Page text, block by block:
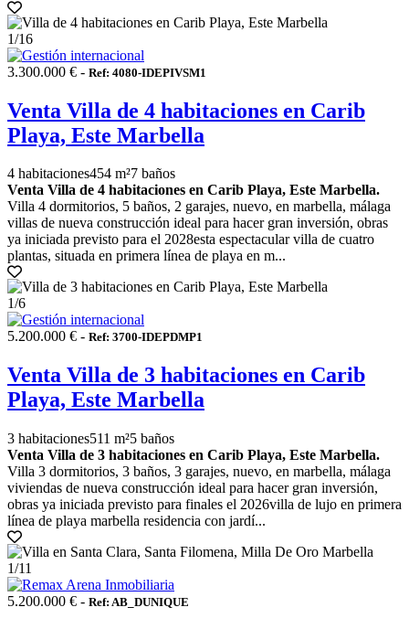
1/16
3.300.000 € - Ref: 4080-IDEPIVSM1
Venta Villa de 4 habitaciones en Carib
Playa, Este Marbella
4 habitaciones454 m²7 baños
Venta Villa de 4 habitaciones en Carib Playa, Este Marbella.
Villa 4 dormitorios, 5 baños, 2 garajes, nuevo, en marbella, málaga
villas de nueva construcción ideal para hacer gran inversión, obras
ya iniciada previsto para el 2028esta espectacular villa de cuatro
plantas, situada en primera línea de playa en m...
1/6
5.200.000 € - Ref: 3700-IDEPDMP1
Venta Villa de 3 habitaciones en Carib
Playa, Este Marbella
3 habitaciones511 m²5 baños
Venta Villa de 3 habitaciones en Carib Playa, Este Marbella.
Villa 3 dormitorios, 3 baños, 3 garajes, nuevo, en marbella, málaga
viviendas de nueva construcción ideal para hacer gran inversión,
obras ya iniciada previsto para finales el 2026villa de lujo en primera
línea de playa marbella residencia con jardí...
1/11
5.200.000 € - Ref: AB_DUNIQUE